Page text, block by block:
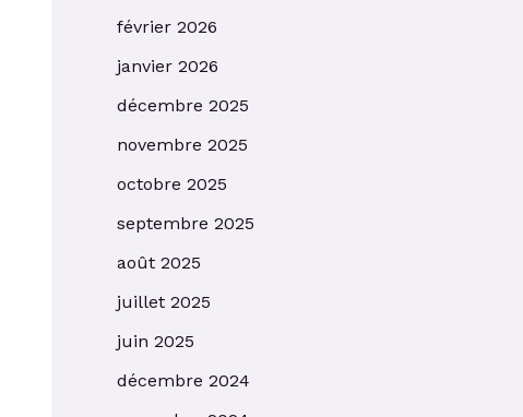
février 2026
janvier 2026
décembre 2025
novembre 2025
octobre 2025
septembre 2025
août 2025
juillet 2025
juin 2025
décembre 2024